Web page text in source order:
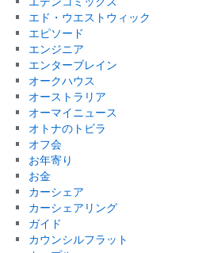
エド・ウエストウィック
エピソード
エンジニア
エンターブレイン
オークハウス
オーストラリア
オーマイニュース
オトナのトビラ
オフ会
お年寄り
お金
カーシェア
カーシェアリング
ガイド
カウンシルフラット